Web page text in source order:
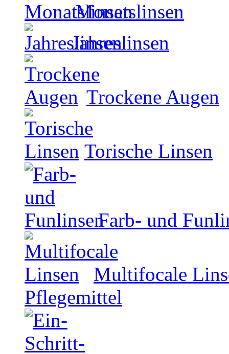
Monatslinsen
Jahreslinsen
Trockene Augen
Torische Linsen
Farb- und
Multifocale
Pflegemittel